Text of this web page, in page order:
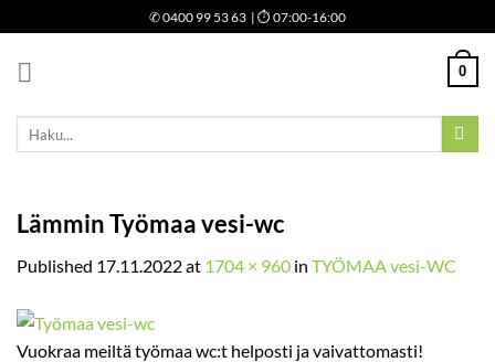
to
content
✆0400 99 53 63 | ⏱ 07:00-16:00
0
Etsi:
Lämmin Työmaa vesi-wc
Published 17.11.2022at 1704 × 960 in TYÖMAA vesi-WC
Vuokraa meiltä työmaa wc:t helposti ja vaivattomasti!